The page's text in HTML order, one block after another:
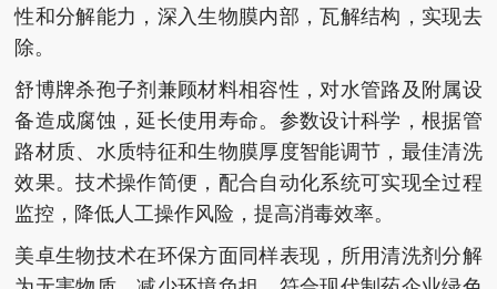
性和分解能力，深入生物膜内部，瓦解结构，实现去
除。
舒博牌杀孢子剂兼顾材料相容性，对水管路及附属设
备造成腐蚀，延长使用寿命。参数设计科学，根据管
路材质、水质特征和生物膜厚度智能调节，最佳清洗
效果。技术操作简便，配合自动化系统可实现全过程
监控，降低人工操作风险，提高消毒效率。
美卓生物技术在环保方面同样表现，所用清洗剂分解